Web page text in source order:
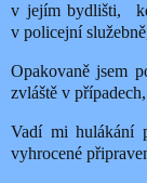
v jejím bydlišti,
v policejní
Opakovaně jsem
zvláště v
Vadí mi hulákání
vyhrocené